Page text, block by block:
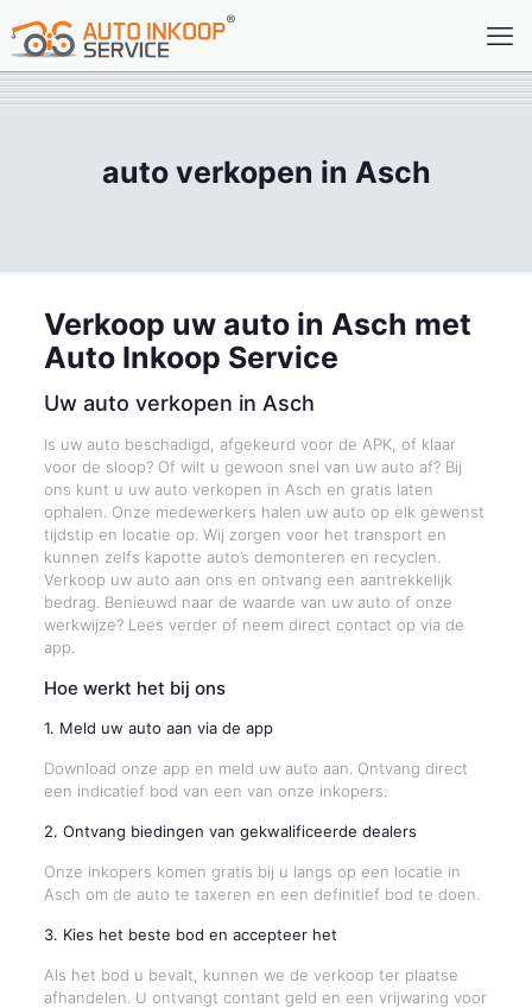
auto verkopen in Asch
Verkoop uw auto in Asch met
Auto Inkoop Service
Uw auto verkopen in Asch
Is uw auto beschadigd, afgekeurd voor de APK, of klaar
voor de sloop? Of wilt u gewoon snel van uw auto af? Bij
ons kunt u uw auto verkopen in Asch en gratis laten
ophalen. Onze medewerkers halen uw auto op elk gewenst
tijdstip en locatie op. Wij zorgen voor het transport en
kunnen zelfs kapotte auto’s demonteren en recyclen.
Verkoop uw auto aan ons en ontvang een aantrekkelijk
bedrag. Benieuwd naar de waarde van uw auto of onze
werkwijze? Lees verder of neem direct contact op via de
app.
Hoe werkt het bij ons
1. Meld uw auto aan via de app
Download onze app en meld uw auto aan. Ontvang direct
een indicatief bod van een van onze inkopers.
2. Ontvang biedingen van gekwalificeerde dealers
Onze inkopers komen gratis bij u langs op een locatie in
Asch om de auto te taxeren en een definitief bod te doen.
3. Kies het beste bod en accepteer het
Als het bod u bevalt, kunnen we de verkoop ter plaatse
afhandelen. U ontvangt contant geld en een vrijwaring voor